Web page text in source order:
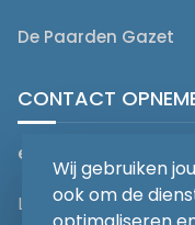
De Paarden Gazet
CONTACT
Langendamdreef
Wij gebruiken
ook om de